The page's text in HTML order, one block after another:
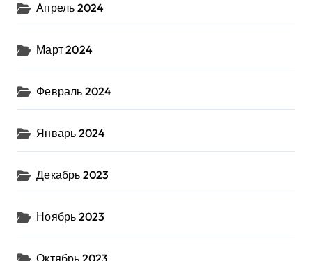
Апрель 2024
Март 2024
Февраль 2024
Январь 2024
Декабрь 2023
Ноябрь 2023